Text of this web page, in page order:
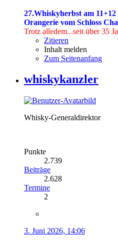
27.Whiskyherbst am
Orangerie vom Schloss
Trotz alledem...seit über 35
Zitieren
Inhalt melden
Zum Seitenanfang
whiskykanzler
Whisky-Generaldirektor
Punkte
2.739
Beiträge
2.628
Termine
2
3. Juni 2026, 14:06